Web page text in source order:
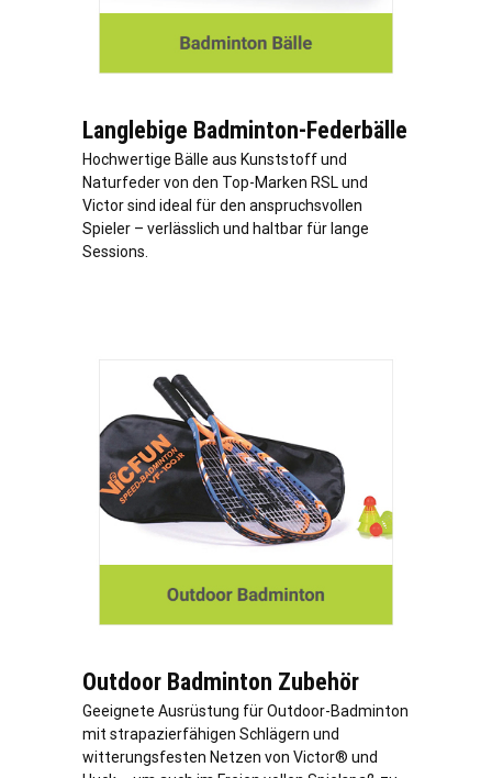
Langlebige Badminton-Federbälle
Hochwertige Bälle aus Kunststoff und
Naturfeder von den Top-Marken RSL und
Victor sind ideal für den anspruchsvollen
Spieler – verlässlich und haltbar für lange
Sessions.
Outdoor Badminton Zubehör
Geeignete Ausrüstung für Outdoor-Badminton
mit strapazierfähigen Schlägern und
witterungsfesten Netzen von Victor® und